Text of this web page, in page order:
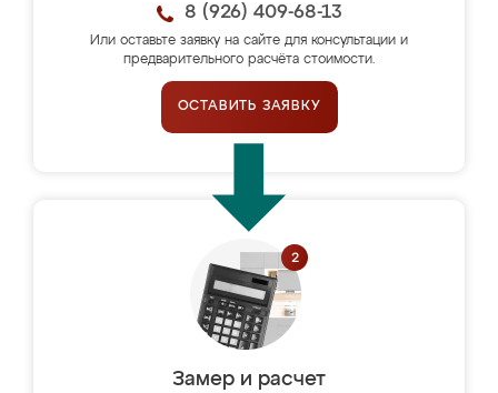
8 (926) 409-68-13
Или оставьте заявку на сайте для консультации и
предварительного расчёта стоимости.
ОСТАВИТЬ ЗАЯВКУ
Замер и расчет